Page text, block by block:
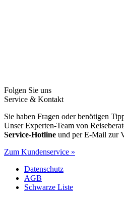
Folgen Sie uns
Service & Kontakt
Sie haben Fragen oder benötigen
Unser Experten-Team von
Service-Hotline und per E-Mail zur
Zum Kundenservice »
Datenschutz
AGB
Schwarze Liste